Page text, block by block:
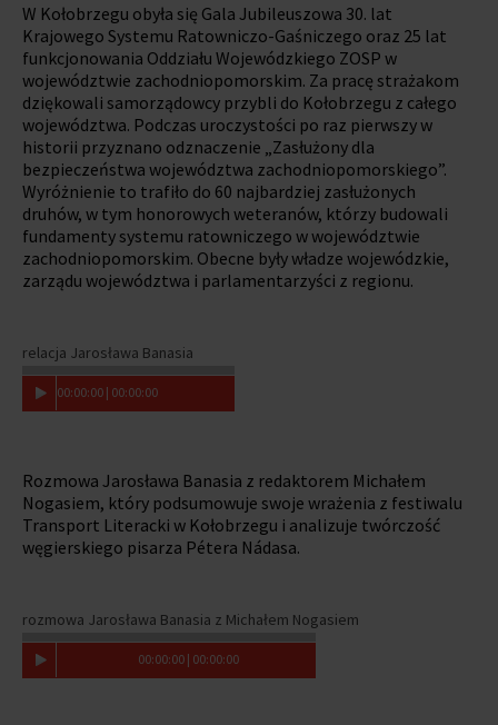
W Kołobrzegu obyła się Gala Jubileuszowa 30. lat
Krajowego Systemu Ratowniczo-Gaśniczego oraz 25 lat
funkcjonowania Oddziału Wojewódzkiego ZOSP w
województwie zachodniopomorskim. Za pracę strażakom
dziękowali samorządowcy przybli do Kołobrzegu z całego
województwa. Podczas uroczystości po raz pierwszy w
historii przyznano odznaczenie „Zasłużony dla
bezpieczeństwa województwa zachodniopomorskiego”.
Wyróżnienie to trafiło do 60 najbardziej zasłużonych
druhów, w tym honorowych weteranów, którzy budowali
fundamenty systemu ratowniczego w województwie
zachodniopomorskim. Obecne były władze wojewódzkie,
zarządu województwa i parlamentarzyści z regionu.
relacja Jarosława Banasia
00:00:00 | 00:00:00
Rozmowa Jarosława Banasia z redaktorem Michałem
Nogasiem, który podsumowuje swoje wrażenia z festiwalu
Transport Literacki w Kołobrzegu i analizuje twórczość
węgierskiego pisarza Pétera Nádasa.
rozmowa Jarosława Banasia z Michałem Nogasiem
00:00:00 | 00:00:00